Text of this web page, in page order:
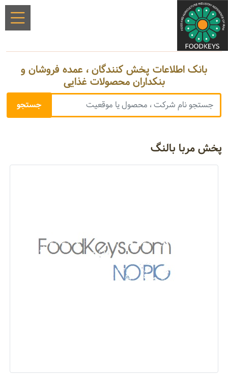
بانک اطلاعات پخش کنندگان ، عمده فروشان و
بنکداران محصولات غذایی
پخش مربا بالنگ